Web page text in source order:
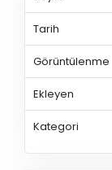
Tarih
Görüntülenme
Ekleyen
Kategori